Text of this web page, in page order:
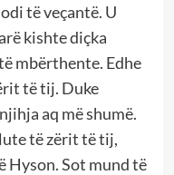
të veçantë. U
kishte diçka
mbërthente. Edhe
të tij. Duke
aq më shumë.
të zërit të tij,
Hyson. Sot mund të